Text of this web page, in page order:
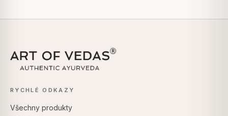
RYCHLÉ ODKAZY
Všechny produkty